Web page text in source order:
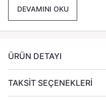
Mumları yanıcı maddelerin
DEVAMINI OKU
ÜRÜN DETAYI
TAKSİT SEÇENEKLERİ